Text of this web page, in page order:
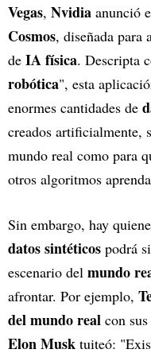
Vegas, Nvidia anunció
Cosmos, diseñada para
de IA física. Descripta
robótica", esta
enormes cantidades de
creados artificialmente,
mundo real como para
otros algoritmos
Sin embargo, hay
datos sintéticos podrá
escenario del mundo
afrontar. Por ejemplo,
del mundo real con
Elon Musk tuiteó: